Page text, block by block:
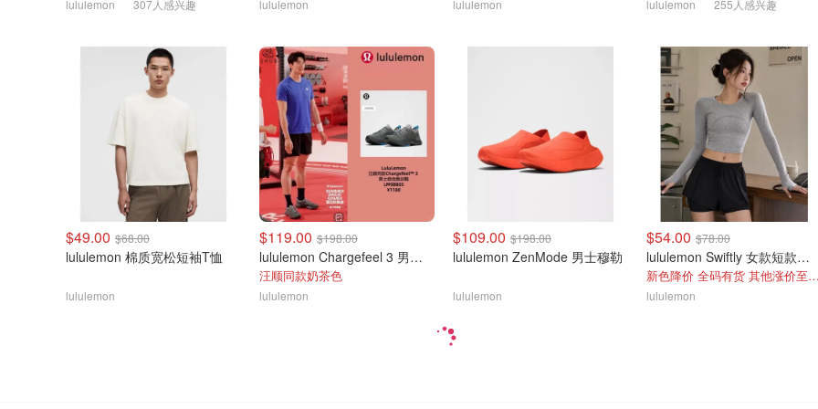
lululemon 307人感兴趣 lululemon lululemon lululemon 255人感兴趣
$49.00 $68.00
lululemon 棉质宽松短袖T恤
lululemon
$119.00 $198.00
lululemon Chargefeel 3 男士训练鞋
汪顺同款奶茶色
lululemon
$109.00 $198.00
lululemon ZenMode 男士穆勒
lululemon
$54.00 $78.00
lululemon Swiftly 女款短款长袖上衣
新色降价 全码有货
lululemon